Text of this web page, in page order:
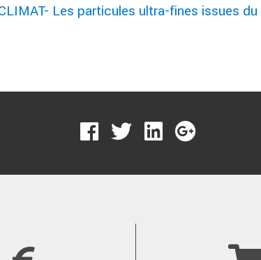
Les particules ultra-fines issues